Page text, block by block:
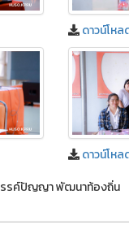
ดาวน์โหล
ดาวน์โหล
รค์ปัญญา พัฒนาท้องถิ่น